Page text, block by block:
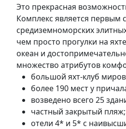
Это прекрасная
Комплекс является
средиземноморских
чем просто прогулки на
океан и
множество атрибутов
большой яхт-клуб
более 190 мест у
возведено всего 25
частный закрытый пляж;
отели 4* и 5* с